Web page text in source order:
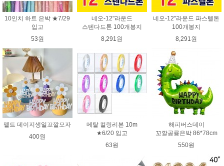
10인치 하트 은박 ★7/29
입고
53원
네오-12"라운드
스텐다드톤 100개봉지
8,291원
네오-12"라운드 파스텔톤
100개봉지
8,291원
펠트 데이지생일꼬깔모자
400원
메탈 컬링리본 10m
★6/20 입고
63원
해피버스데이
꼬깔공룡은박 86*78cm
550원